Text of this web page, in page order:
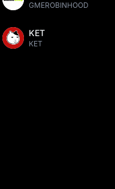
GMEROBINHOOD
KET
KET